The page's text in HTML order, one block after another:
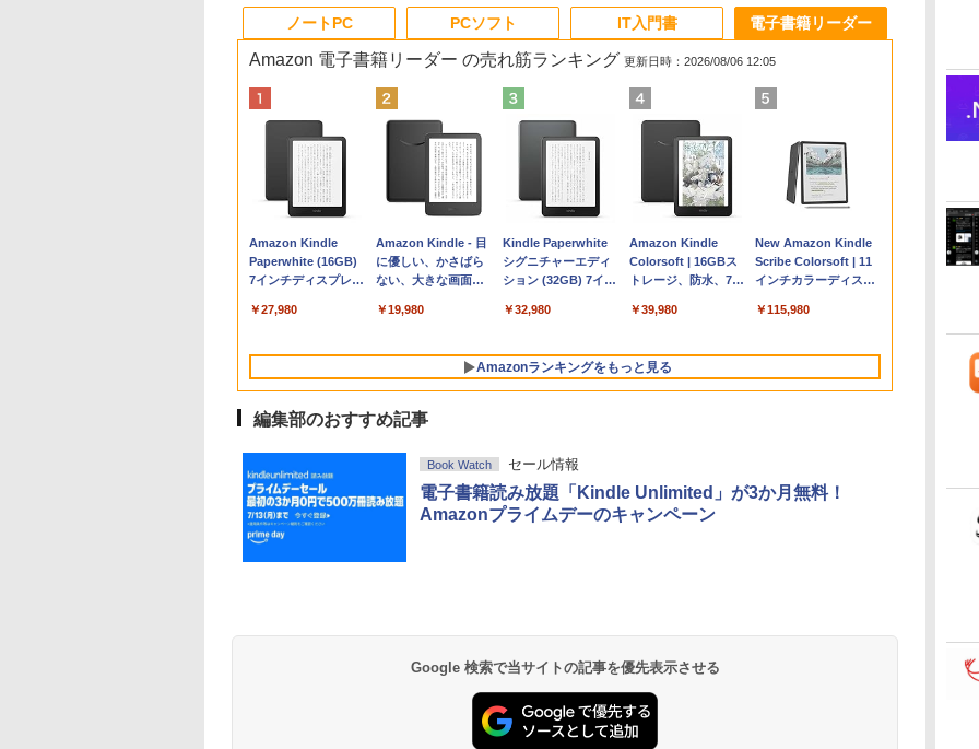
ノートPC
Apple 2026
MacBook Neo A18
Proチップ搭載13イ
AIとApple
設計、Liquid Retina
ユニファイドメモ
リ、512GB SSDスト
レージ、1080p
ディゴ
￥137,800
tomtoc 360°保護
15.6 16インチ パソコ
ンケース Dell NEC
dynabook Lenovo
￥2,952
Apple 2026
MacBook Air M5チ
ップ搭載13インチノ
Apple Intelligence、
Retinaディスプレ
イ、24GBユニファイ
ドメモリ、1TB SSD
ド、Touch ID - スカ
イブルー
￥298,901
【Amazon.co.jp限
定】 HP ノートパソ
コン 15-fd 15.6イン
512GB SSD インテ
￥129,800
FMV ノートパソコン
WE1-K3 (MS 365
Personal/Copilotキー
型/Core i5/16GB/SSD
FMVWK3E15W_AZ
￥119,800
PCソフト
Xbox プリペイドカ
ード 10,000円 デジタ
ルコード 【旧 Xbox
ラインコード]
￥10,000
Robloxギフトカード
- 800 Robux 【限定
バーチャルアイテム
ンゲームコード】 ロ
インコード版
￥1,300
Microsoft Office
Home & Business
2024(最新 永続版)|オ
版|Windows11、
￥39,582
Robloxギフトカード
- 2,000 Robux 【限
定バーチャルアイテ
インゲームコード】
ラインコード版
￥3,200
Robloxギフトカード -
1000 Robux 【限定バ
ーチャルアイテムを含
ムコード】 ロブロック
版
￥1,600
IT入門書
生成AIパスポート公
式テキスト 第４版
￥1,766
AIイラスト表現辞典:
思い通りの絵を引き
出す プロンプトの言
ズ (はぴーイラスト
￥99
ClaudeCode いちば
んやさしい 教科書:
非エンジニア 初心者
マニュアル AI副業に
もKindle出版にも！
非エンジニアのため
のAIコーディング入
￥99
FM TOWNS ハイパ
ー・カタログ: 本体
ハードウェア・市販
フェクトリストと最
￥1,600
1冊ですべて身につく
HTML & CSSとWebデ
ザイン入門講座［第2
￥2,326
電子書籍リーダー
Amazon 電子書籍リーダー の売れ筋ランキング 更新日時：2026/08/06 12:05
Amazon Kindle
Paperwhite (16GB)
7インチディスプレ
ト、12週間持続バッ
ブラック
￥27,980
Amazon Kindle - 目
に優しい、かさばら
ない、大きな画面で
続バッテリー、6イン
書籍リーダー、ブラ
ック、16GB、広告な
し
￥19,980
Kindle Paperwhite
シグニチャーエディ
ション (32GB) 7イン
るさ自動調整、色調
持続バッテリー、広
告なし、メタリック
ブラック
￥32,980
Amazon Kindle
Colorsoft | 16GBス
トレージ、防水、7イ
レイ、色調調節ライ
ッテリー、広告無
し、ブラック (2025
年発売)
￥39,980
New Amazon Kindle
Scribe Colorsoft | 11
インチカラーディスプ
ジ、ノート機能搭載、
調節ライト、プレミア
イト
￥115,980
Amazonランキングをもっと見る
編集部のおすすめ記事
Book Watch セール情報
電子書籍読み放題「Kindle Unlimited」が3か月無料！
Amazonプライムデーのキャンペーン
Google 検索で当サイトの記事を優先表示させる